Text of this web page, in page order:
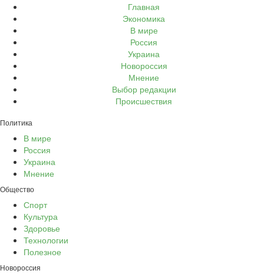
Главная
Экономика
В мире
Россия
Украина
Новороссия
Мнение
Выбор редакции
Происшествия
Политика
В мире
Россия
Украина
Мнение
Общество
Спорт
Культура
Здоровье
Технологии
Полезное
Новороссия